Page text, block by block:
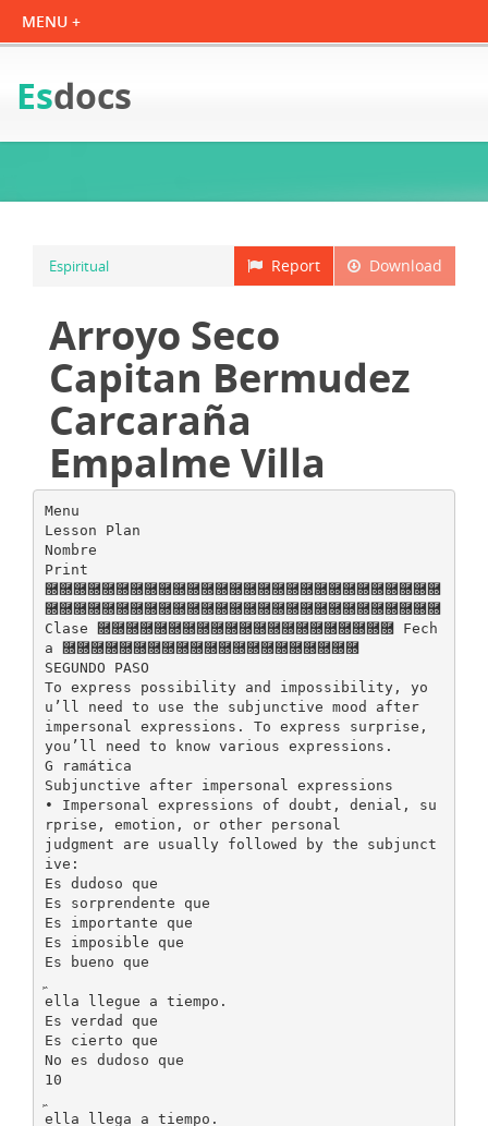
Esdocs
Download
Report
Espiritual
Arroyo Seco
Capitan Bermudez
Carcaraña
Empalme Villa
Menu
Lesson Plan
Nombre
Print
࿝࿝࿝࿝࿝࿝࿝࿝࿝࿝࿝࿝࿝࿝࿝࿝࿝࿝࿝࿝࿝࿝࿝࿝࿝࿝࿝࿝
࿝࿝࿝࿝࿝࿝࿝࿝࿝࿝࿝࿝࿝࿝࿝࿝࿝࿝࿝࿝࿝࿝࿝࿝࿝࿝࿝࿝
Clase ࿝࿝࿝࿝࿝࿝࿝࿝࿝࿝࿝࿝࿝࿝࿝࿝࿝࿝࿝࿝࿝ Fech
a ࿝࿝࿝࿝࿝࿝࿝࿝࿝࿝࿝࿝࿝࿝࿝࿝࿝࿝࿝࿝࿝
SEGUNDO PASO
To express possibility and impossibility, yo
u’ll need to use the subjunctive mood after
impersonal expressions. To express surprise,
you’ll need to know various expressions.
G ramática
Subjunctive after impersonal expressions
• Impersonal expressions of doubt, denial, su
rprise, emotion, or other personal
judgment are usually followed by the subjunct
ive:
Es dudoso que
Es sorprendente que
Es importante que
Es imposible que
Es bueno que
ella llegue a tiempo.
Es verdad que
Es cierto que
No es dudoso que
10
ella llega a tiempo.